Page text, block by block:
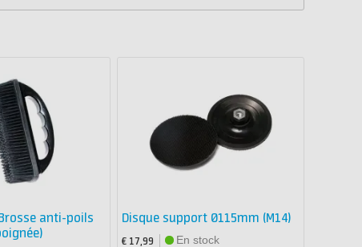
Brosse anti-poils
Disque support Ø115mm (M14)
€ 17,99
En stock